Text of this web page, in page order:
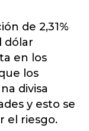
de 2,31%
dólar
en los
los
divisa
y esto se
el riesgo.